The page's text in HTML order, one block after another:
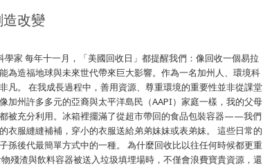
改變
家 每年十一月，「美國回收日」都提醒我們：像回收一個易拉
為造福地球與未來世代帶來巨大影響。作為一名加州人、環境科
凡。 在我成長過程中，善用資源、尊重環境的重要性並非從課堂
加州許多多元的亞裔與太平洋島民（AAPI）家庭一樣，我的父母
被充分利用。冰箱裡擺滿了從超市帶回的食品包裝容器——我們
衣服縫縫補補，穿小的衣服送給弟弟妹妹或表弟妹。 這些日常的
孫後代最簡單方式中的一種。 為什麼回收比以往任何時候都更重
殘渣與飲料容器被送入垃圾填埋場時，不僅會浪費寶貴資源，還